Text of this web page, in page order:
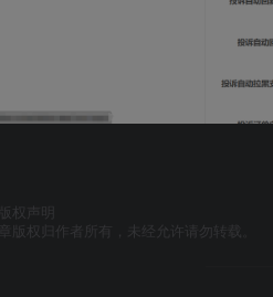
版权声明
章版权归作者所有，未经允许请勿转载。